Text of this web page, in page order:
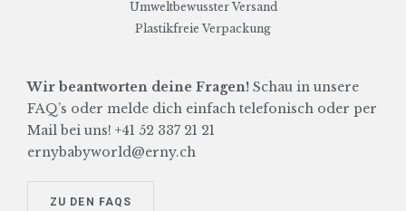
Umweltbewusster Versand
Plastikfreie Verpackung
Wir beantworten deine Fragen! Schau in unsere
FAQ’s oder melde dich einfach telefonisch oder per
Mail bei uns! +41 52 337 21 21
ernybabyworld@erny.ch
ZU DEN FAQS